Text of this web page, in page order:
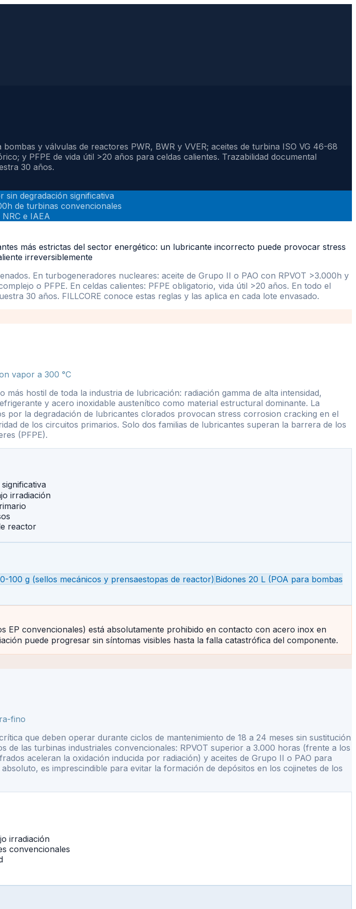
bombas y válvulas de reactores PWR, BWR y VVER; aceites de turbina ISO VG 46-68
y PFPE de vida útil >20 años para celdas calientes. Trazabilidad documental
30 años.
sin degradación significativa
de turbinas convencionales
e IAEA
más estrictas del sector energético: un lubricante incorrecto puede provocar stress
irreversiblemente
En turbogeneradores nucleares: aceite de Grupo II o PAO con RPVOT >3.000h y
o PFPE. En celdas calientes: PFPE obligatorio, vida útil >20 años. En todo el
30 años. FILLCORE conoce estas reglas y las aplica en cada lote envasado.
vapor a 300 °C
hostil de toda la industria de lubricación: radiación gamma de alta intensidad,
y acero inoxidable austenítico como material estructural dominante. La
por la degradación de lubricantes clorados provocan stress corrosion cracking en el
de los circuitos primarios. Solo dos familias de lubricantes superan la barrera de los
(PFPE).
irradiación
reactor
100 g (sellos mecánicos y prensaestopas de reactor) Bidones 20 L (POA para bombas
EP convencionales) está absolutamente prohibido en contacto con acero inox en
puede progresar sin síntomas visibles hasta la falla catastrófica del componente.
fino
que deben operar durante ciclos de mantenimiento de 18 a 24 meses sin sustitución
de las turbinas industriales convencionales: RPVOT superior a 3.000 horas (frente a los
aceleran la oxidación inducida por radiación) y aceites de Grupo II o PAO para
es imprescindible para evitar la formación de depósitos en los cojinetes de los
irradiación
convencionales